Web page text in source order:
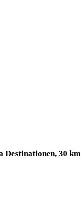
Destinationen, 30 km